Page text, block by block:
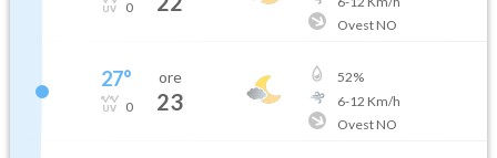
0
Ovest NO
27°
0
ore
23
52%
6-12 Km/h
Ovest NO